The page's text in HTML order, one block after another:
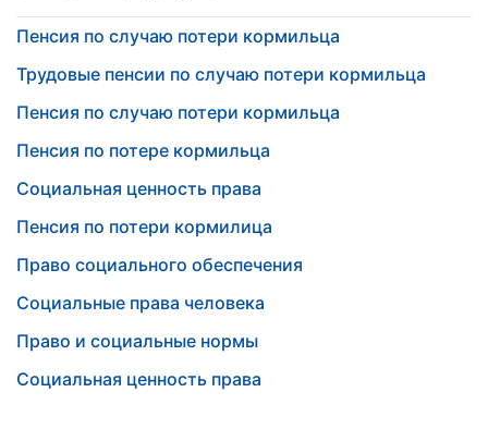
Пенсия по случаю потери кормильца
Трудовые пенсии по случаю потери кормильца
Пенсия по случаю потери кормильца
Пенсия по потере кормильца
Социальная ценность права
Пенсия по потери кормилица
Право социального обеспечения
Социальные права человека
Право и социальные нормы
Социальная ценность права